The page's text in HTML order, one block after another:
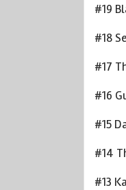
#19
#18
#17
#16
#15
#14
#13